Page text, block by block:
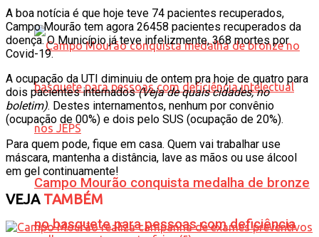
Campo Mourão conquista medalha de bronze
no basquete para pessoas com deficiência
A boa notícia é que hoje teve 74 pacientes recuperados,
Campo Mourão tem agora 26458 pacientes recuperados da
doença. O Município já teve infelizmente, 368 mortes por
Covid-19.
A ocupação da UTI diminuiu de ontem pra hoje de quatro para
dois pacientes internados(Veja de quais cidades, no
boletim). Destes internamentos, nenhum por convênio
(ocupação de 00%) e dois pelo SUS (ocupação de 20%).
Para quem pode, fique em casa. Quem vai trabalhar use
máscara, mantenha a distância, lave as mãos ou use álcool
em gel continuamente!
VEJATAMBÉM